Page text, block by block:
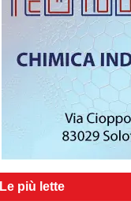
Le più lette